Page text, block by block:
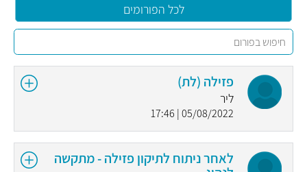
לכל הפורומים
פזילה (לת)
ליר
05/08/2022 | 17:46
לאחר ניתוח לתיקון פזילה - מתקשה